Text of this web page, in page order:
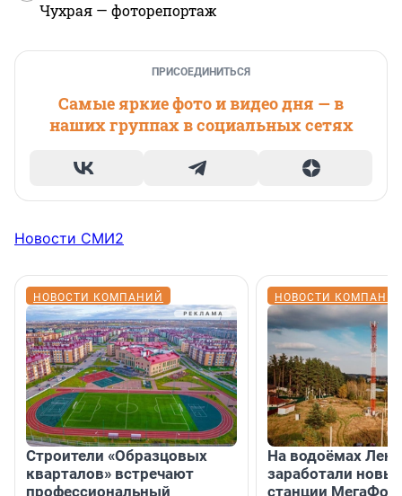
Чухрая — фоторепортаж
ПРИСОЕДИНИТЬСЯ
Самые яркие фото и видео дня — в
наших группах в социальных сетях
Новости СМИ2
НОВОСТИ КОМПАНИЙ
Строители «Образцовых
кварталов» встречают
профессиональный
НОВОСТИ
На водоёмах
заработали
станции